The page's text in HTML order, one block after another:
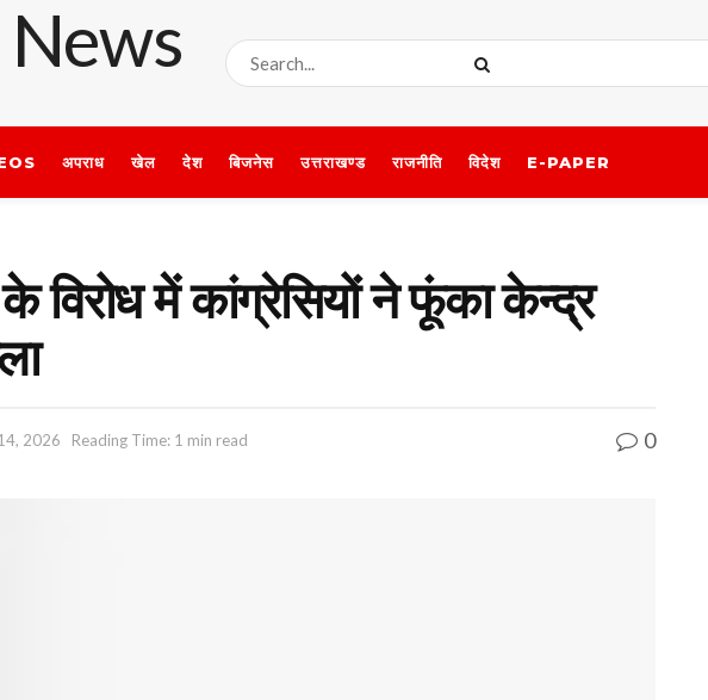
अपराध खेल देश बिजनेस उत्तराखण्ड राजनीति विदेश E-PAPER
विरोध में कांग्रेसियों ने फूंका केन्द्र
2026 Reading Time: 1 min read 0